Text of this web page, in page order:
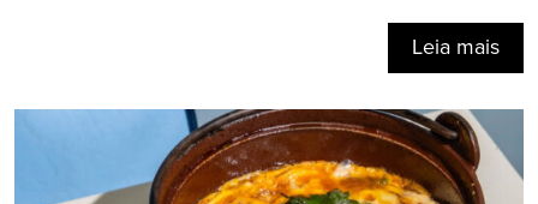
Leia mais